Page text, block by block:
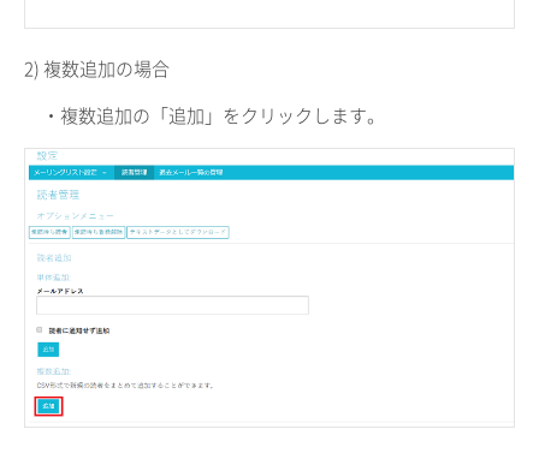
2) 複数追加の場合
・複数追加の「追加」をクリックします。